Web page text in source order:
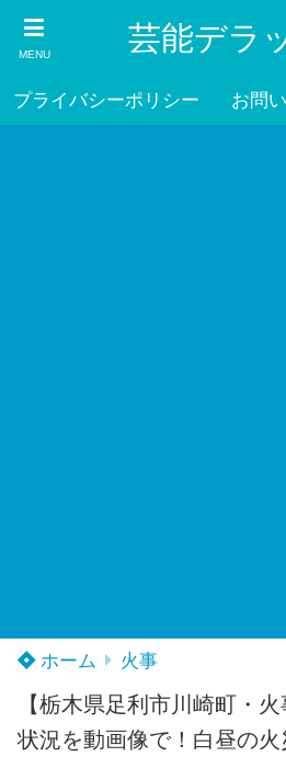
MENU 芸能デラ
プライバシーポリシー お問
ホーム 火事
【栃木県足利市川崎町・
状況を動画像で！白昼の